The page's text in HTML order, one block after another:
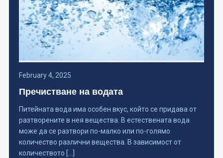
February 4, 2025
Пречистване на водата
Питейната вода има особен вкус, който се придава от
разтворените в нея вещества. В естествената вода
може да се разтвори по-малко или по-голямо
количество различни вещества. В зависимост от
количеството […]